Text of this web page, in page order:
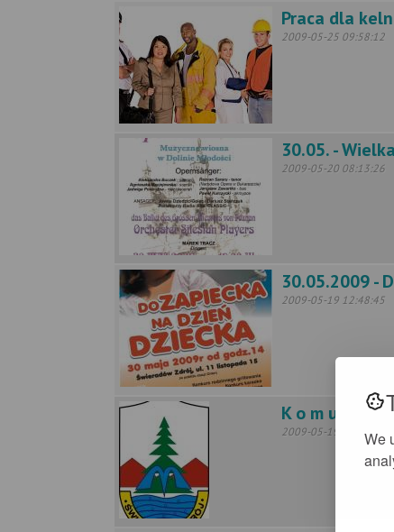
We
Praca dla
2009-05-25 09:58:12
30.05. -
2009-05-20 08:13:26
30.05.2009 -
2009-05-19 12:48:45
K o m u n i k a t
2009-05-19 10:45:21